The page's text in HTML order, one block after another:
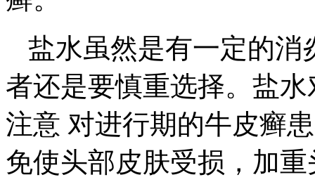
盐水虽然是有一定的消
者还是要慎重选择。盐
注意 对进行期的牛皮癣
免使头部皮肤受损，加